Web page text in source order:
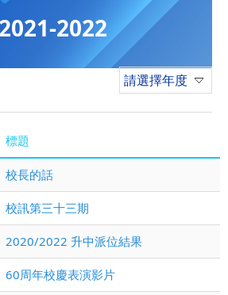
2022
請選擇年度
標題
校長的話
校訊第三十三期
2020/2022 升中派位結果
60周年校慶表演影片